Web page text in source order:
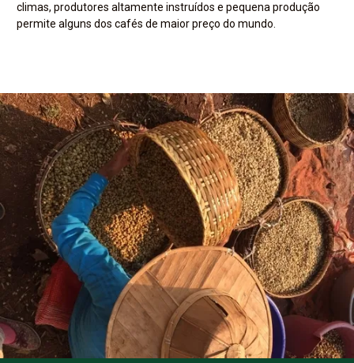
climas, produtores altamente instruídos e pequena produção
permite alguns dos cafés de maior preço do mundo.